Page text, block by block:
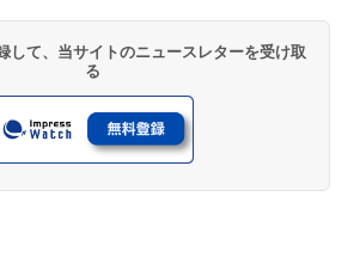
して、当サイトのニュースレターを受け取
る